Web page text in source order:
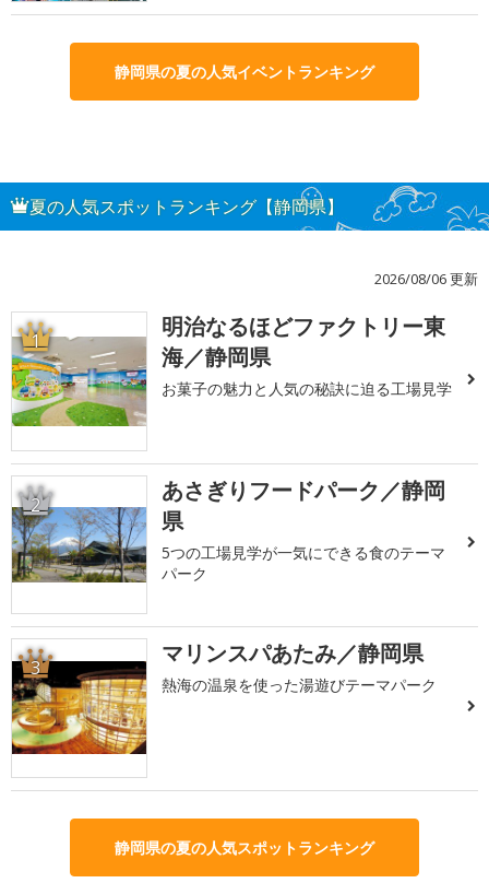
静岡県の夏の人気イベントランキング
夏の人気スポットランキング【静岡県】
2026/08/06 更新
1
明治なるほどファクトリー東
海／静岡県
お菓子の魅力と人気の秘訣に迫る工場見学
2
あさぎりフードパーク／静岡
県
5つの工場見学が一気にできる食のテーマ
パーク
3 マリンスパあたみ／静岡県
熱海の温泉を使った湯遊びテーマパーク
静岡県の夏の人気スポットランキング